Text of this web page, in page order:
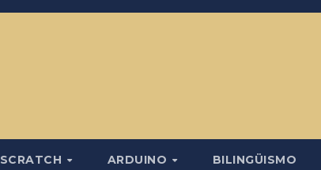
SCRATCH ARDUINO BILINGÜISMO